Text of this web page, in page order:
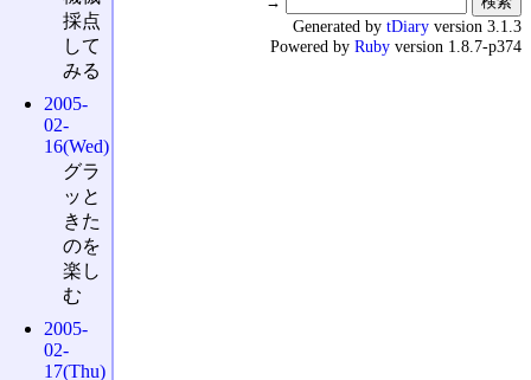
採点
して
みる
2005-
02-
16(Wed)
グラ
ッと
きた
のを
楽し
む
2005-
02-
17(Thu)
Generated by tDiary version 3.1.3
Powered by Ruby version 1.8.7-p374